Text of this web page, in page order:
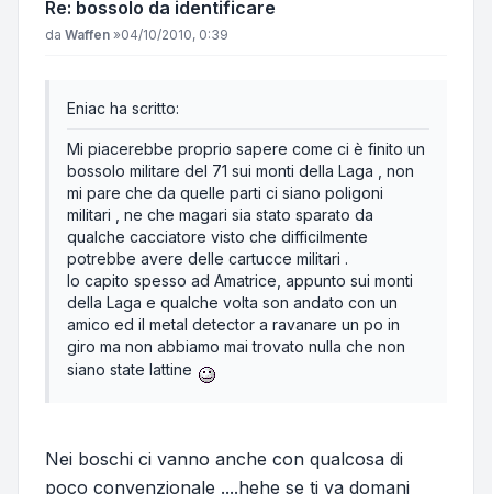
Re: bossolo da identificare
Messaggio
da Waffen »04/10/2010, 0:39
Eniac ha scritto:
Mi piacerebbe proprio sapere come ci è finito un
bossolo militare del 71 sui monti della Laga , non
mi pare che da quelle parti ci siano poligoni
militari , ne che magari sia stato sparato da
qualche cacciatore visto che difficilmente
potrebbe avere delle cartucce militari .
Io capito spesso ad Amatrice, appunto sui monti
della Laga e qualche volta son andato con un
amico ed il metal detector a ravanare un po in
giro ma non abbiamo mai trovato nulla che non
siano state lattine
Nei boschi ci vanno anche con qualcosa di
poco convenzionale ....hehe se ti va domani